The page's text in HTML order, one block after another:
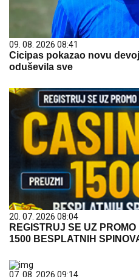
09. 08. 2026 08:41
Cicipas pokazao novu
oduševila sve
20. 07. 2026 08:04
REGISTRUJ SE UZ
1500 BESPLATNIH
07. 08. 2026 09:14